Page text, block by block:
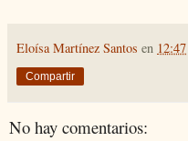
Eloísa Martínez Santos en 12:47
Compartir
No hay comentarios: